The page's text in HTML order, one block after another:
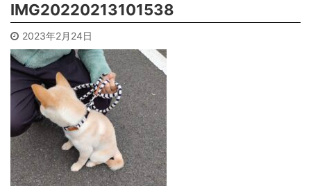
IMG20220213101538
2023年2月24日